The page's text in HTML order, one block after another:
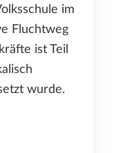
im
Fluchtweg
ist Teil
wurde.